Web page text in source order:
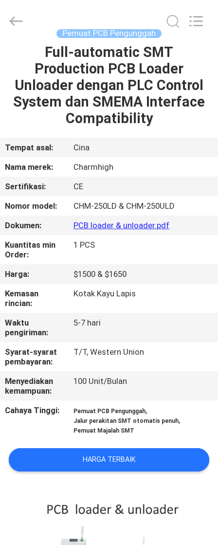
RUMAH
PRODUK
VIDEO
TENTANG
KAMI
TUR
PABRIK
KONTROL
KUALITAS
HUBUNGI
KAMI
BERITA
SHOPPING
ON
SITUS
KEBIJAKAN
TECHNOLOGY
LIMITED.
Pemuat PCB Pengunggah
Full-automatic SMT
Production PCB Loader
Unloader dengan PLC Control
System dan SMEMA Interface
Compatibility
Tempat asal:
Cina
Nama merek:
Charmhigh
Sertifikasi:
CE
Nomor model:
CHM-250LD & CHM-250ULD
Dokumen:
PCB loader & unloader.pdf
Kuantitas min
Order:
1 PCS
Harga:
$1500 & $1650
Kemasan
rincian:
Kotak Kayu Lapis
Waktu
pengiriman:
5-7 hari
Syarat-syarat
pembayaran:
T/T, Western Union
Menyediakan
kemampuan:
100 Unit/Bulan
Cahaya Tinggi: Pemuat PCB Pengunggah,
Jalur perakitan SMT otomatis penuh,
Pemuat Majalah SMT
HARGA TERBAIK